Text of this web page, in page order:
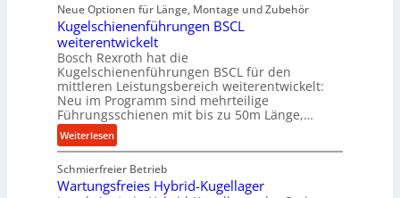
f
ü
r
r
a
u
e
U
m
g
e
i
g
i
t
a
e
r
W
Neue Optionen für Länge, Montage und Zubehör
Kugelschienenführungen BSCL
weiterentwickelt
Bosch Rexroth hat die
Kugelschienenführungen BSCL für den
mittleren Leistungsbereich weiterentwickelt:
Neu im Programm sind mehrteilige
Führungsschienen mit bis zu 50m Länge,…
Weiterlesen:
K
u
g
Schmierfreier Betrieb
Wartungsfreies Hybrid-Kugellager